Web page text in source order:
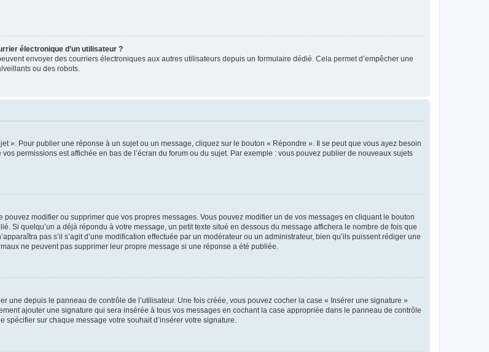
électronique d’un utilisateur ?
envoyer des courriers électroniques aux autres utilisateurs depuis un formulaire dédié. Cela permet d’empêcher une
ou des robots.
». Pour publier une réponse à un sujet ou un message, cliquez sur le bouton « Répondre ». Il se peut que vous ayez besoin
permissions est affichée en bas de l’écran du forum ou du sujet. Par exemple : vous pouvez publier de nouveaux sujets
modifier ou supprimer que vos propres messages. Vous pouvez modifier un de vos messages en cliquant le bouton
Si quelqu’un a déjà répondu à votre message, un petit texte situé en dessous du message affichera le nombre de fois que
pas s’il s’agit d’une modification effectuée par un modérateur ou un administrateur, bien qu’ils puissent rédiger une
ne peuvent pas supprimer leur propre message si une réponse a été publiée.
une depuis le panneau de contrôle de l’utilisateur. Une fois créée, vous pouvez cocher la case « Insérer une signature »
ajouter une signature qui sera insérée à tous vos messages en cochant la case appropriée dans le panneau de contrôle
sur chaque message votre souhait d’insérer votre signature.